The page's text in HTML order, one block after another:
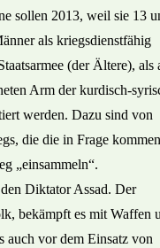
sollen 2013, weil sie 13
als kriegsdienstfähig
(der Ältere), als
Arm der kurdisch-
werden. Dazu sind von
die die in Frage
„einsammeln“.
Diktator Assad. Der
bekämpft es mit Waffen
auch vor dem Einsatz von